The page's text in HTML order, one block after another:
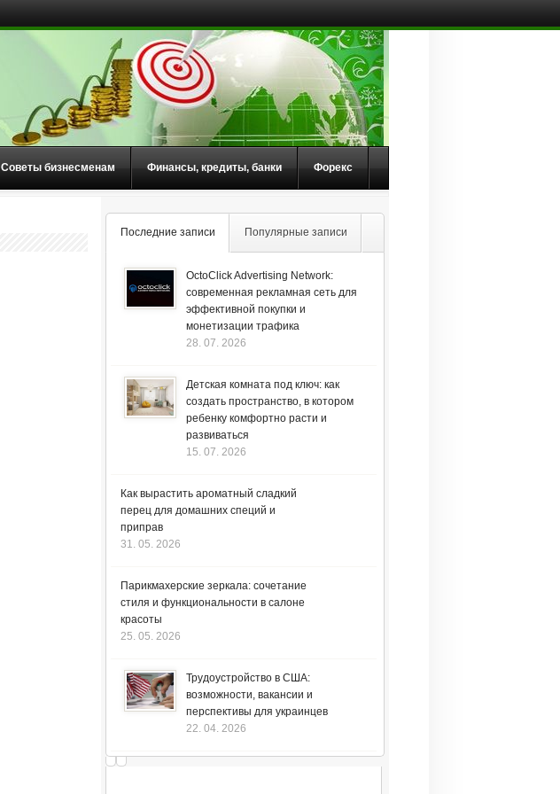
Советы бизнесменам Финансы, кредиты, банки Форекс
Последние записи Популярные записи
OctoClick Advertising Network:
современная рекламная сеть для
эффективной покупки и
монетизации трафика
28. 07. 2026
Детская комната под ключ: как
создать пространство, в котором
ребенку комфортно расти и
развиваться
15. 07. 2026
Как вырастить ароматный сладкий
перец для домашних специй и
приправ
31. 05. 2026
Парикмахерские зеркала: сочетание
стиля и функциональности в салоне
красоты
25. 05. 2026
Трудоустройство в США:
возможности, вакансии и
перспективы для украинцев
22. 04. 2026